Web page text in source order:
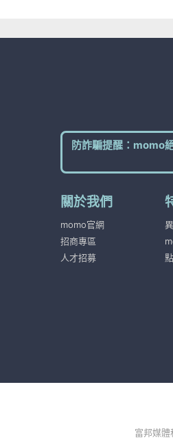
防詐騙提醒：momo
關於我們
momo官網
招商專區
人才招募
富邦媒